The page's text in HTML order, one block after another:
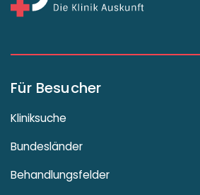
Für Besucher
Kliniksuche
Bundesländer
Behandlungsfelder